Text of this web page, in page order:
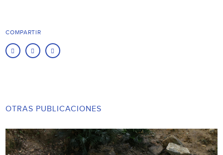
COMPARTIR
OTRAS PUBLICACIONES